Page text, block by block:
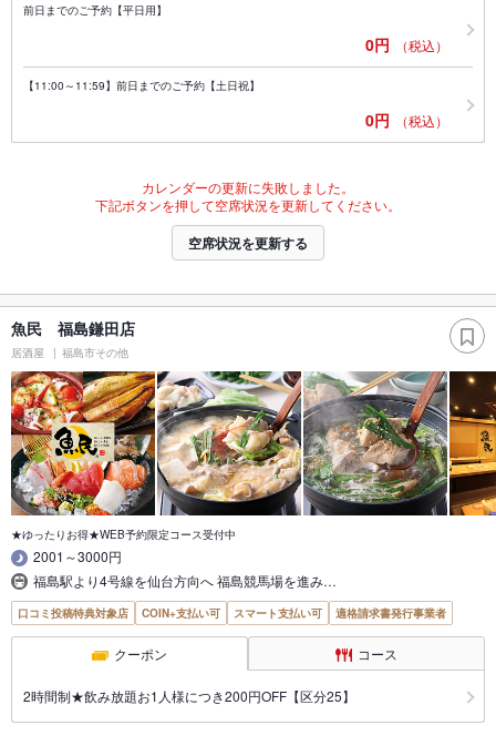
前日までのご予約【平日用】
0円 （税込）
【11:00～11:59】前日までのご予約【土日祝】
0円 （税込）
カレンダーの更新に失敗しました。
下記ボタンを押して空席状況を更新してください。
空席状況を更新する
魚民 福島鎌田店
居酒屋 福島市その他
★ゆったりお得★WEB予約限定コース受付中
2001～3000円
福島駅より4号線を仙台方向へ 福島競馬場を進み…
口コミ投稿特典対象店 COIN+支払い可 スマート支払い可 適格請求書発行事業者
クーポン コース
2時間制★飲み放題お1人様につき200円OFF【区分25】